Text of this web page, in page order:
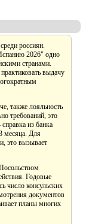
россиян.
2026" одно
странами.
выдачу
также лояльность
требований, это
из банка
месяца. Для
это вызывает
Годовые
число консульских
документов
планы многих